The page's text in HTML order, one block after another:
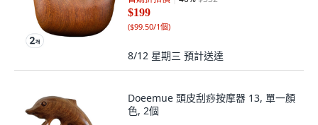
$199
($99.50/1個)
8/12 星期三 預計送達
Doeemue 頭皮刮痧按摩器 13, 單一顏
色, 2個